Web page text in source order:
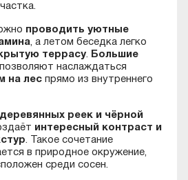
проводить уютные
, а летом беседка легко
террасу
Большие
позволяют наслаждаться
на лес прямо из внутреннего
деревянных реек и чёрной
интересный контраст и
. Такое сочетание
в природное окружение,
среди сосен.